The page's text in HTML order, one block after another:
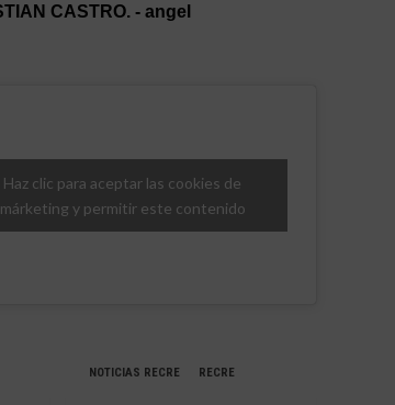
Haz clic para aceptar las cookies de
márketing y permitir este contenido
NOTICIAS RECRE RECRE